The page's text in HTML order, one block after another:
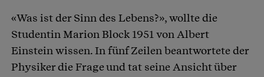
«Was ist der Sinn des Lebens?», wollte die
Studentin Marion Block 1951 von Albert
Einstein wissen. In fünf Zeilen beantwortete der
Physiker die Frage und tat seine Ansicht über